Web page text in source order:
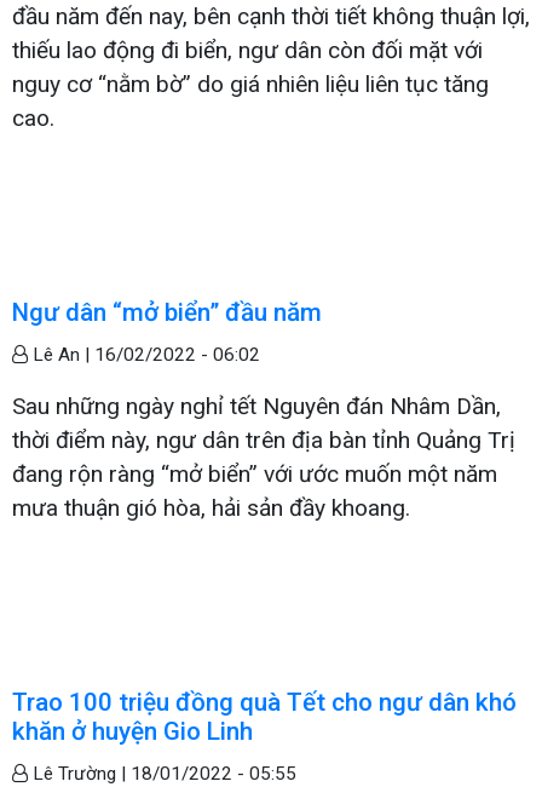
đầu năm đến nay, bên cạnh thời tiết không thuận lợi,
thiếu lao động đi biển, ngư dân còn đối mặt với
nguy cơ “nằm bờ” do giá nhiên liệu liên tục tăng
cao.
Ngư dân “mở biển” đầu năm
Lê An | 16/02/2022 - 06:02
Sau những ngày nghỉ tết Nguyên đán Nhâm Dần,
thời điểm này, ngư dân trên địa bàn tỉnh Quảng Trị
đang rộn ràng “mở biển” với ước muốn một năm
mưa thuận gió hòa, hải sản đầy khoang.
Trao 100 triệu đồng quà Tết cho ngư dân khó
khăn ở huyện Gio Linh
Lê Trường | 18/01/2022 - 05:55